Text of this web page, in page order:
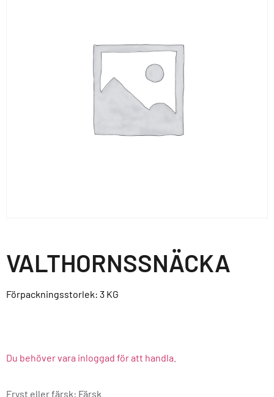
VALTHORNSSNÄCKA
Förpackningsstorlek: 3 KG
Du behöver vara inloggad för att handla.
Fryst eller färsk: Färsk